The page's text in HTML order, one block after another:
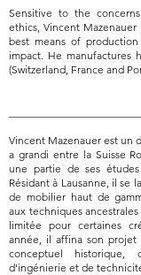
Sensitive to the
ethics, Vincent
best means of
impact. He manufactures
(Switzerland, France and
Vincent Mazenauer est un
a grandi entre la Suisse
une partie de ses
Résidant à Lausanne, il se
de mobilier haut de
aux techniques
limitée pour certaines
année, il affina son projet
conceptuel
d'ingénierie et de